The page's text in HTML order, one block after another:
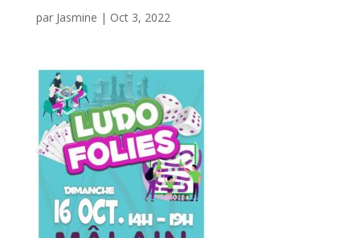
par Jasmine | Oct 3, 2022